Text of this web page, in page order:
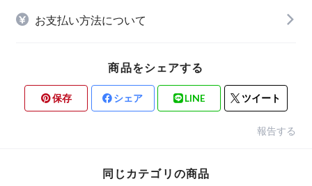
お支払い方法について
商品をシェアする
保存 シェア LINE ツイート
報告する
同じカテゴリの商品